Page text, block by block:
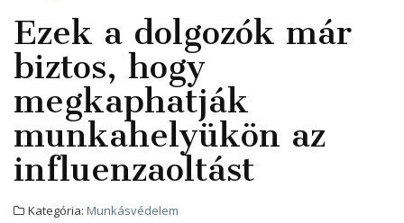
Ezek a dolgozók már
biztos, hogy
megkaphatják
munkahelyükön az
influenzaoltást
Kategória: Munkásvédelem